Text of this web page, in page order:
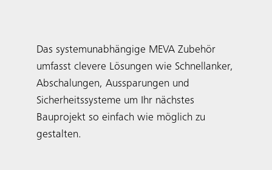
Unsere Projekte